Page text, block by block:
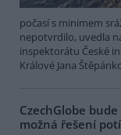
počasí s minimem
nepotvrdilo, uvedla
inspektorátu České
Králové Jana
CzechGlobe
možná řešení